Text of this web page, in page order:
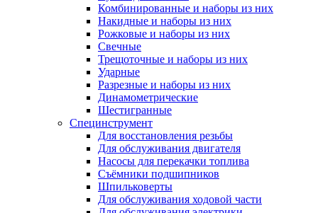
Комбинированные и наборы из них
Накидные и наборы из них
Рожковые и наборы из них
Свечные
Трещоточные и наборы из них
Ударные
Разрезные и наборы из них
Динамометрические
Шестигранные
Специнструмент
Для восстановления резьбы
Для обслуживания двигателя
Насосы для перекачки топлива
Съёмники подшипников
Шпильковерты
Для обслуживания ходовой части